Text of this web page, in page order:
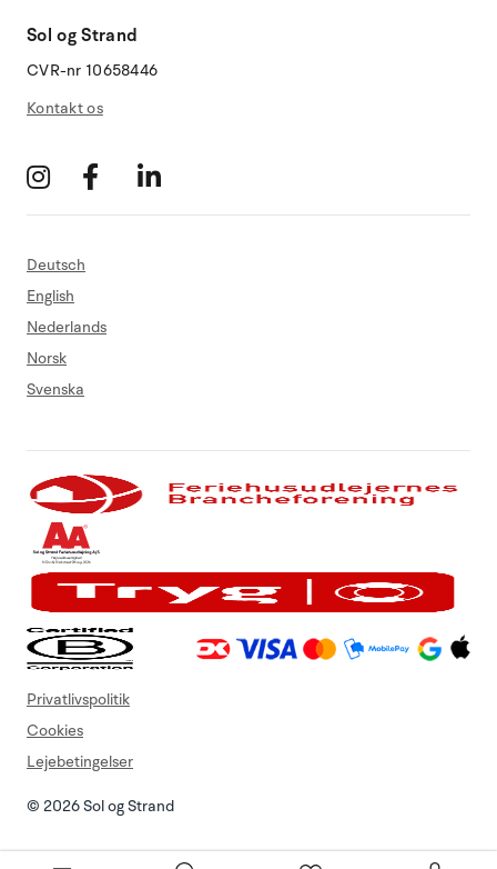
Sol og Strand
CVR-nr 10658446
Kontakt os
Deutsch
English
Nederlands
Norsk
Svenska
© 2026 Sol og Strand
Privatlivspolitik
Cookies
Lejebetingelser